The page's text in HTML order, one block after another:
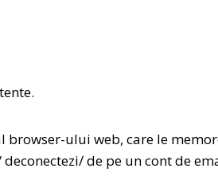
browser-ului web, care le
de pe un cont de